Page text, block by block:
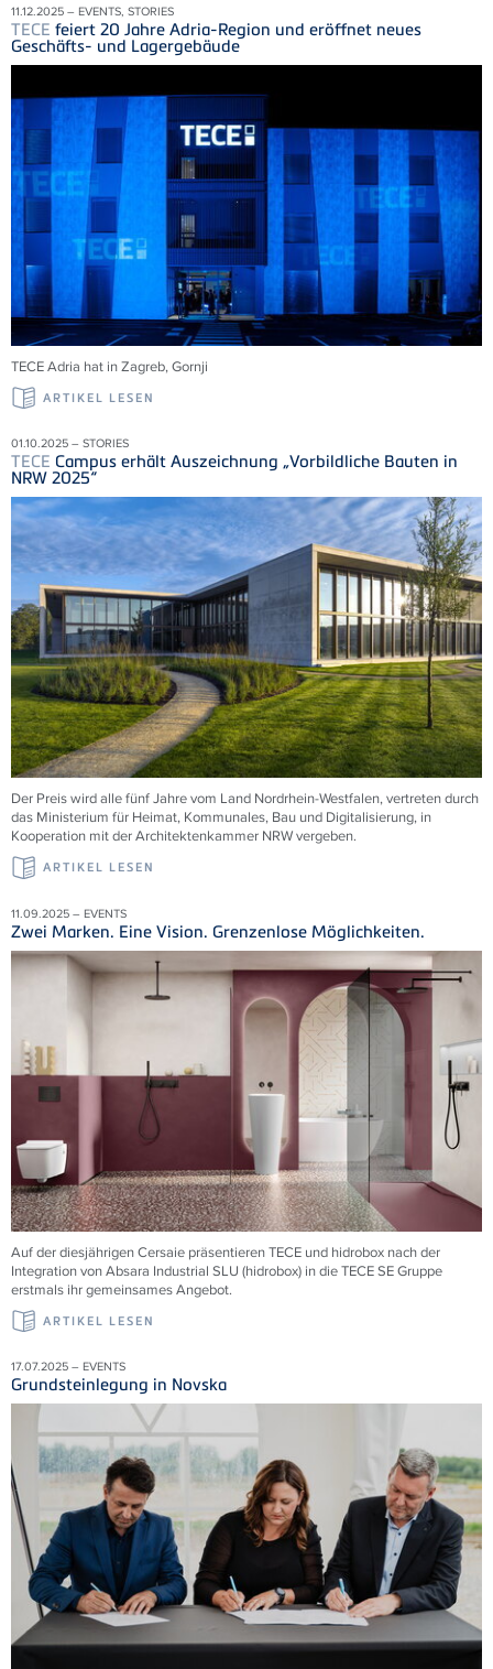
11.12.2025 – EVENTS, STORIES
TECE feiert 20 Jahre Adria-Region und eröffnet neues
Geschäfts- und Lagergebäude
TECEAdria hat in Zagreb,Gornji
ARTIKEL LESEN
01.10.2025 – STORIES
TECE Campus erhält Auszeichnung „Vorbildliche Bauten in
NRW 2025“
Der Preis wird alle fünf Jahre vom Land Nordrhein-Westfalen, vertreten durch
das Ministerium für Heimat, Kommunales, Bau und Digitalisierung, in
Kooperation mit der Architektenkammer NRW vergeben.
ARTIKEL LESEN
11.09.2025 – EVENTS
Zwei Marken. Eine Vision. Grenzenlose Möglichkeiten.
Auf der diesjährigen Cersaie präsentieren TECE und hidrobox nach der
Integration von Absara Industrial SLU (hidrobox) in die TECE SE Gruppe
erstmals ihr gemeinsames Angebot.
ARTIKEL LESEN
17.07.2025 – EVENTS
Grundsteinlegung in Novska